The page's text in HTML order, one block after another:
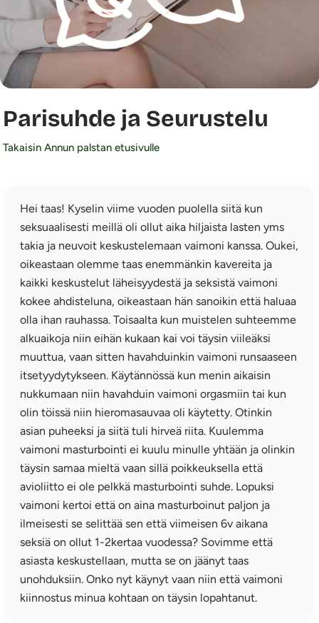
Parisuhde ja Seurustelu
Takaisin Annun palstan etusivulle
Hei taas! Kyselin viime vuoden puolella siitä kun
seksuaalisesti meillä oli ollut aika hiljaista lasten yms
takia ja neuvoit keskustelemaan vaimoni kanssa. Oukei,
oikeastaan olemme taas enemmänkin kavereita ja
kaikki keskustelut läheisyydestä ja seksistä vaimoni
kokee ahdisteluna, oikeastaan hän sanoikin että haluaa
olla ihan rauhassa. Toisaalta kun muistelen suhteemme
alkuaikoja niin eihän kukaan kai voi täysin viileäksi
muuttua, vaan sitten havahduinkin vaimoni runsaaseen
itsetyydytykseen. Käytännössä kun menin aikaisin
nukkumaan niin havahduin vaimoni orgasmiin tai kun
olin töissä niin hieromasauvaa oli käytetty. Otinkin
asian puheeksi ja siitä tuli hirveä riita. Kuulemma
vaimoni masturbointi ei kuulu minulle yhtään ja olinkin
täysin samaa mieltä vaan sillä poikkeuksella että
avioliitto ei ole pelkkä masturbointi suhde. Lopuksi
vaimoni kertoi että on aina masturboinut paljon ja
ilmeisesti se selittää sen että viimeisen 6v aikana
seksiä on ollut 1-2kertaa vuodessa? Sovimme että
asiasta keskustellaan, mutta se on jäänyt taas
unohduksiin. Onko nyt käynyt vaan niin että vaimoni
kiinnostus minua kohtaan on täysin lopahtanut.